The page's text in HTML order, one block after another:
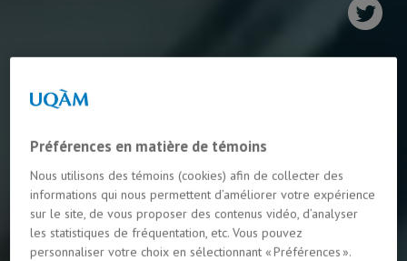
Préférences en matière de témoins
Nous utilisons des témoins (cookies) afin de collecter des
informations qui nous permettent d’améliorer votre expérience
sur le site, de vous proposer des contenus vidéo, d’analyser
les statistiques de fréquentation, etc. Vous pouvez
personnaliser votre choix en sélectionnant « Préférences ».